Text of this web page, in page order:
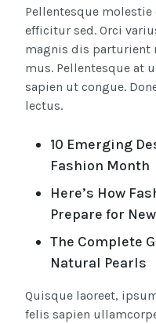
Pellentesque
efficitur sed. Orci
magnis dis parturient
mus. Pellentesque at
sapien ut congue.
lectus.
10 Emerging
Fashion Month
Here’s How
Prepare for
The Complete
Natural Pearls
Quisque laoreet,
felis sapien